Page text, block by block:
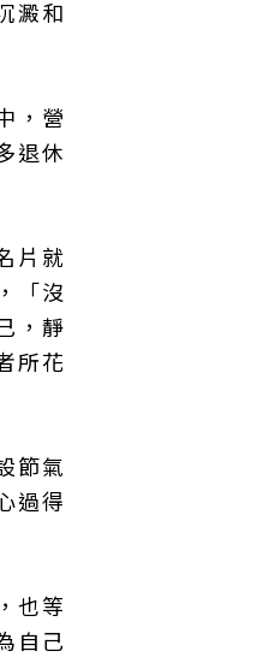
澱和
，營
退休
片就
「沒
，靜
所花
節氣
過得
也等
自己